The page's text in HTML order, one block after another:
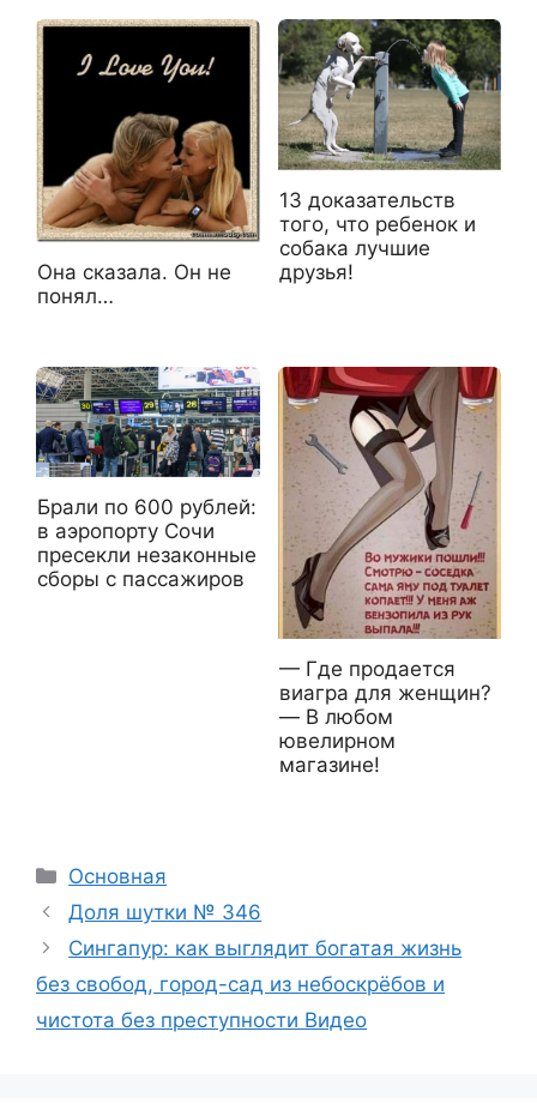
Она сказала. Он не
понял…
13 доказательств
того, что ребенок и
собака лучшие
друзья!
Брали по 600 рублей:
в аэропорту Сочи
пресекли незаконные
сборы с пассажиров
— Где продается
виагра для женщин?
— В любом
ювелирном
магазине!
Рубрики
Основная
Доля шутки № 346
Сингапур: как выглядит богатая жизнь
без свобод, город-сад из небоскрёбов и
чистота без преступности Видео